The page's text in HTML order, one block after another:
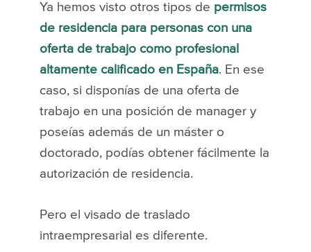
Ya hemos visto otros tipos de permisos
de residencia para personas con una
oferta de trabajo como profesional
altamente calificado en España. En ese
caso, si disponías de una oferta de
trabajo en una posición de manager y
poseías además de un máster o
doctorado, podías obtener fácilmente la
autorización de residencia.
Pero el visado de traslado
intraempresarial es diferente.